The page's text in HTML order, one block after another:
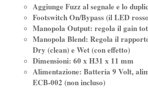
Aggiunge Fuzz al segnale e lo
Footswitch On/Bypass (il LED
Manopola Output: regola il gain
Manopola Blend: Regola il
Dry (clean) e Wet (con effetto)
Dimensioni: 60 x H31 x 11 mm
Alimentazione: Batteria 9 Volt,
ECB-002 (non incluso)